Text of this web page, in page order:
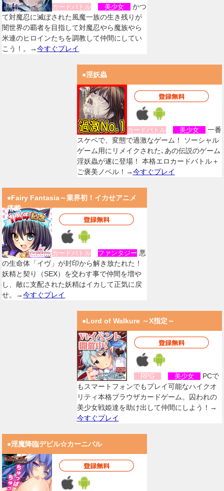
カードバトル 美少女
かつ
て対魔忍に滅ぼされた風魔一族の生き残りが
闇世界の覇者を目指して対魔忍やら魔族やら
米連のヒロインたちを調教して仲間にしてい
こう！。→今すぐプレイ
●淫妖蟲
カードバトル 美少女
一番
スケベで、変態で過激なゲーム！ ソーシャル
ゲーム用にリメイクされた､あの伝説のゲーム
淫妖蟲が遂に登場！ 本格エロカードバトル＋
ご褒美ノベル！→今すぐプレイ
●Fairy Fantasia～業界初！イカせアニメ
搭載
カードバトル ファンタジー 悪
の生命体「イヴ」が封印から解き放たれた！
妖精と契り（SEX）を交わす事で仲間を増や
し、敵に支配された妖精はイカして正気に戻
せ。→今すぐプレイ
●Lord of Walkure ～X指定～
RPG 美少女
PCで
もスマートフォンでもプレイ可能なハイクオ
リティ本格ブラウザカードゲーム。囚われの
美少女戦姫達を助け出して仲間にしよう！→
今すぐプレイ
●淫魔降臨デビル☆カーニバル